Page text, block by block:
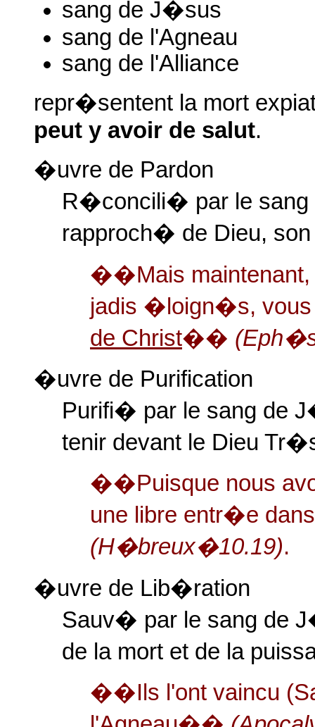
sang de J�sus
sang de l'Agneau
sang de l'Alliance
repr�sentent la mort
peut y avoir de salut.
�uvre de Pardon
R�concili� par le
rapproch� de Dieu,
��Mais
jadis �loign�s,
de Christ��
�uvre de Purification
Purifi� par le sang de
tenir devant le Dieu
��Puisque nous
une libre entr�e
(H�breux�10.19).
�uvre de Lib�ration
Sauv� par le sang de
de la mort et de la
��Ils l'ont vaincu